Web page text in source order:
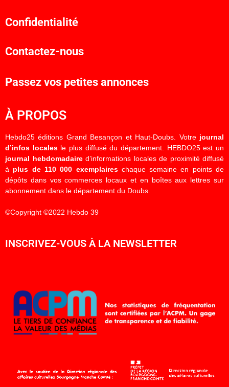
Confidentialité
Contactez-nous
Passez vos petites annonces
À PROPOS
Hebdo25 éditions Grand Besançon et Haut-Doubs. Votre journal
d’infos localesle plus diffusé du département. HEBDO25 est un
journal hebdomadaired’informations locales de proximité diffusé
à plus de 110 000 exemplaireschaque semaine en points de
dépôts dans vos commerces locaux et en boîtes aux lettres sur
abonnement dans le département du Doubs.
©Copyright ©2022 Hebdo 39
INSCRIVEZ-VOUS À LA NEWSLETTER